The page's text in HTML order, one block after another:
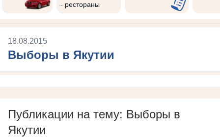
- рестораны
18.08.2015
Выборы в Якутии
Публикации на тему: Выборы в
Якутии